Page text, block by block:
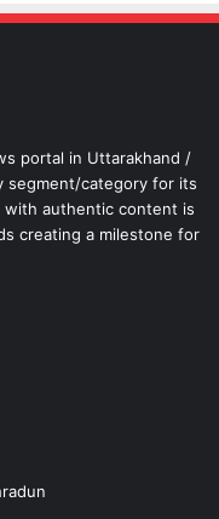
portal in Uttarakhand /
segment/category for its
with authentic content is
creating a milestone for